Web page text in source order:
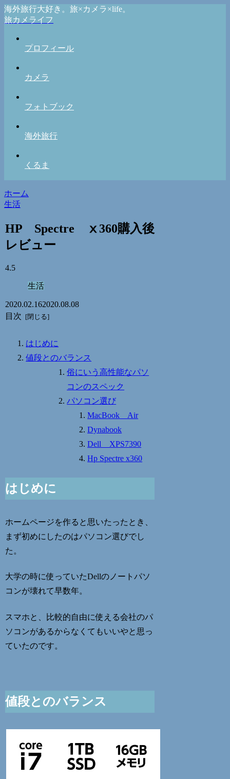
海外旅行大好き。旅×カメラ×life。
旅カメライフ
プロフィール
カメラ
フォトブック
海外旅行
くるま
ホーム
生活
HP Spectre ⅹ360購入後
レビュー
4.5
生活
2020.02.162020.08.08
目次
はじめに
値段とのバランス
俗にいう高性能なパソ
コンのスペック
パソコン選び
MacBook Air
Dynabook
Dell XPS7390
Hp Spectre x360
はじめに
ホームページを作ると思いたったとき、
まず初めにしたのはパソコン選びでし
た。
大学の時に使っていたDellのノートパソ
コンが壊れて早数年。
スマホと、比較的自由に使える会社のパ
ソコンがあるからなくてもいいやと思っ
ていたのです。
値段とのバランス